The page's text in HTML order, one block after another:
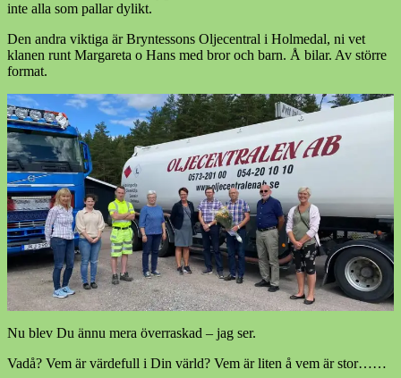
inte alla som pallar dylikt.
Den andra viktiga är Bryntessons Oljecentral i Holmedal, ni vet
klanen runt Margareta o Hans med bror och barn. Å bilar. Av större
format.
Nu blev Du ännu mera överraskad – jag ser.
Vadå? Vem är värdefull i Din värld? Vem är liten å vem är stor……